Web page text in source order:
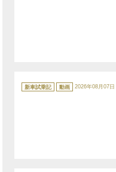
テ
ゴ
新車試乗記 動画 2026年08月07日